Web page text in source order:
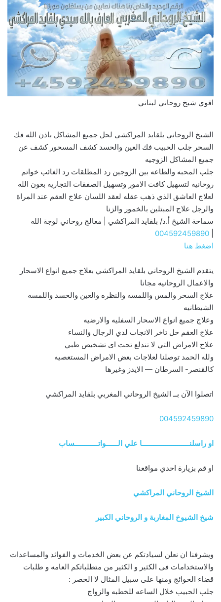
اقوي شيخ روحاني لبناني
الشيخ الروحاني بلقايد المراكشي لحل جميع المشاكل باذن الله فك
السحر جلب الحبيب فك العين والحسد كشف المسحور كشف عن
جميع المشاكل الزوجيه
جلب المحبه والطاعه بين الزوجين رد المطلقات رد الغائب خواتم
روحانيه لتسهيل كافت الامور وتسهيل الصفقات التجاريه بعون الله
لعلاج العاشق الذي ذهب عقله لعقد اللسان علاج العقم عند المراة
والرجل علاج المبتلين بالخمور والزنا
سماحة الشيخ أ.د/ بلقايد المراكشي | معالج روحاني لوجة الله
004592459890
اضغط هنا
يتقدم الشيخ الروحاني بلقايد المراكشي بعلاج جميع انواع الاسحار
والاعمال الروحانيه مجانا
علاج السحر والمس واللمسه والنظره والعين والحسد واللمسه
الشيطانيه
وعلاج جميع انواع الاسحار السفليه والارضيه
علاج العقم حل تاخر الانجاب لدي الرجال والنساء
علاج الامراض التي لا تندلع تحت اى تشخيص طبي
ولله الحمد توصلنا لعلاجات بعض الامراض المستعصيه
كالقنصر- السرطان — الايدز وغيرها
اتصلوا الآن بــ الشيخ الروحاني المغربي بلقايد المراكشي
004592459890
او راسلنــــــــــــــــــــــــا علي الــــــواتــــــــــــساب
او قم بزيارة احدي مواقعنا
الشيخ الروحاني المراكشي
شيخ الشيوخ المغاربة و الروحاني الكبير
ويشرفنا ان نعلن لسيادتكم عن بعض الخدمات و الفوائد والمساعدات
والاستخدامات فى الكثير و الكثير من متطلباتكم العامه و طلبات
قضاء الحوائج ومنها على سبيل المثال لا الحصر :
جلب الحبيب خلال الساعه للخطبه والزواج